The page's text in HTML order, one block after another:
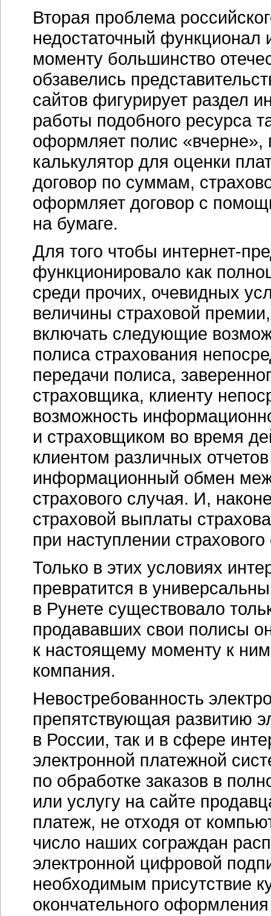
Вторая проблема
недостаточный функционал
моменту большинство
обзавелись
сайтов фигурирует раздел
работы подобного ресурса
оформляет полис «вчерне»,
калькулятор для оценки
договор по суммам,
оформляет договор с
на бумаге.
Для того чтобы интернет-
функционировало как
среди прочих, очевидных
величины страховой
включать следующие
полиса страхования
передачи полиса,
страховщика, клиенту
возможность
и страховщиком во время
клиентом различных
информационный обмен
страхового случая. И,
страховой выплаты
при наступлении
Только в этих условиях
превратится в
в Рунете существовало
продававших свои полисы
к настоящему моменту к
компания.
Невостребованность
препятствующая развитию
в России, так и в сфере
электронной платежной
по обработке заказов в
или услугу на сайте
платеж, не отходя от
число наших сограждан
электронной цифровой
необходимым присутствие
окончательного